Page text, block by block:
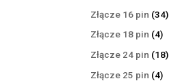
produkty
Złącze 16 pin 3434
Złącze 18 pin 44
produkty
Złącze 24 pin 1818
Złącze 25 pin 44